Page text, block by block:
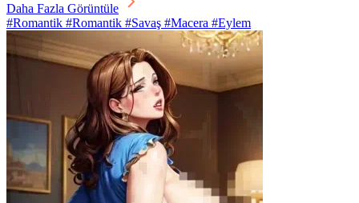
Daha Fazla Görüntüle
#Romantik #Romantik #Savaş #Macera #Eylem